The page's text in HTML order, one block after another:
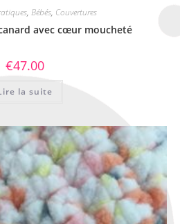
, Bébés, Couvertures
avec cœur moucheté
€47.00
la suite